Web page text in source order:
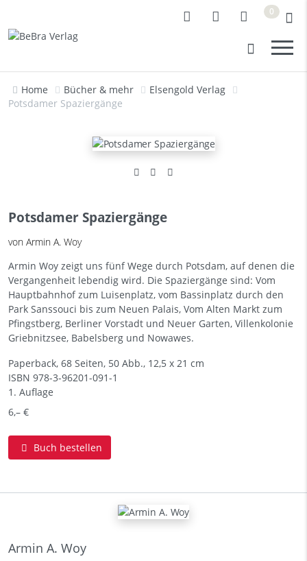
0
Home Bücher & mehr
Elsengold Verlag
Potsdamer Spaziergänge
Potsdamer Spaziergänge
von Armin A. Woy
Armin Woy zeigt uns fünf Wege durch Potsdam, auf denen die
Vergangenheit lebendig wird. Die Spaziergänge sind: Vom
Hauptbahnhof zum Luisenplatz, vom Bassinplatz durch den
Park Sanssouci bis zum Neuen Palais, Vom Alten Markt zum
Pfingstberg, Berliner Vorstadt und Neuer Garten, Villenkolonie
Griebnitzsee, Babelsberg und Nowawes.
Paperback, 68 Seiten, 50 Abb., 12,5 x 21 cm
ISBN 978-3-96201-091-1
1. Auflage
6,– €
Buch bestellen
Armin A. Woy